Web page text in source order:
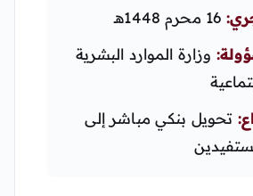
وزارة الموارد البشرية
تحويل بنكي مباشر إلى